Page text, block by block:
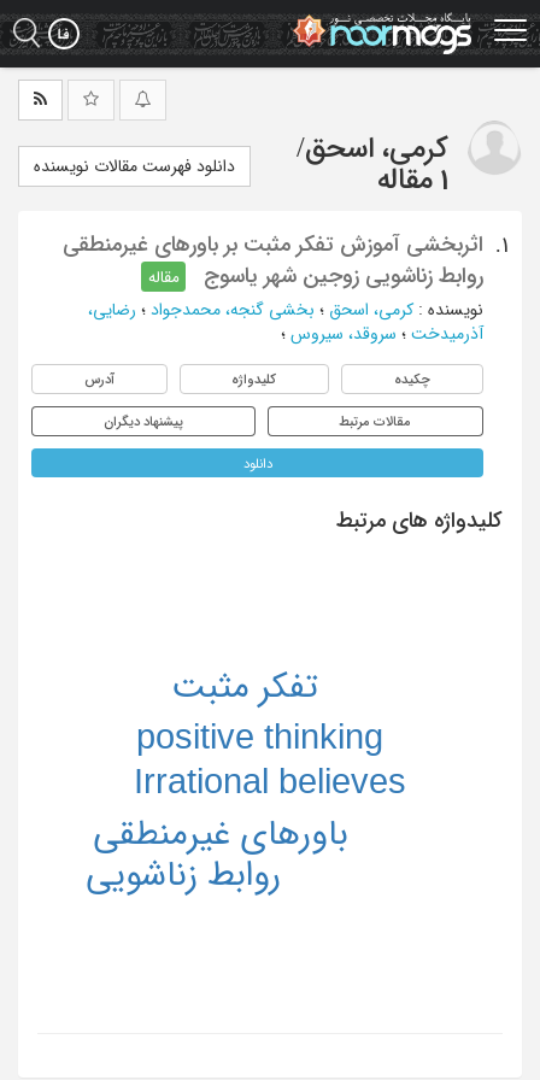
Skip
to
main
کرمی، اسحق/
1 مقاله
دانلود فهرست مقالات نویسنده
1.
اثربخشی آموزش تفکر مثبت بر باورهای غیرمنطقی
روابط زناشویی زوجین شهر یاسوج
مقاله
نویسنده : کرمی، اسحق ؛ بخشی گنجه، محمدجواد ؛ رضایی،
آذرمیدخت ؛ سروقد، سیروس ؛
چکیده کلیدواژه آدرس
مقالات مرتبط پیشنهاد دیگران
دانلود
کلیدواژه های مرتبط
Irrational believes
positive thinking
باورهای غیرمنطقی
تفکر مثبت
روابط زناشویی